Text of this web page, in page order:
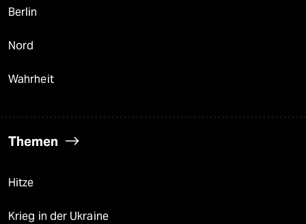
Berlin
Nord
Wahrheit
Themen
Hitze
Krieg in der Ukraine